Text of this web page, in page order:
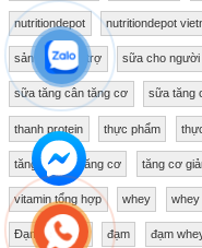
nutritiondepot nutritiondepot
sản phẩm hỗ trợ sữa cho người
sữa tăng cân tăng cơ sữa tăng
thanh protein thực phẩm
tăng cân tăng cơ tăng cơ
vitamin tổng hợp whey whey
Đạm thực vật đạm đạm